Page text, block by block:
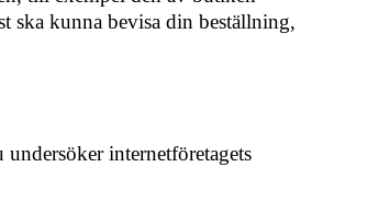
ska kunna bevisa din beställning,
internetföretagets